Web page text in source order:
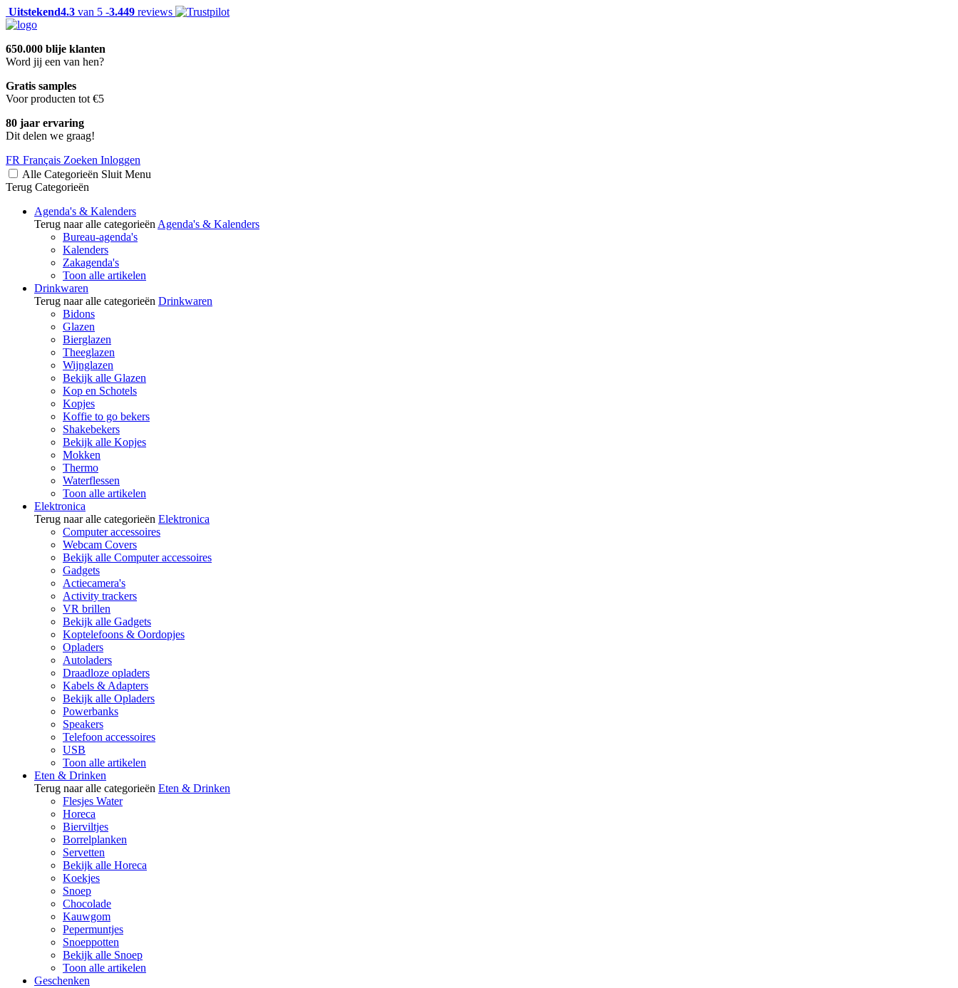
Uitstekend4.3 van 5 -3.449 reviews
650.000 blije klanten
Word jij een van hen?
Gratis samples
Voor producten tot €5
80 jaar ervaring
Dit delen we graag!
FR Français Zoeken Inloggen
Alle Categorieën Sluit Menu
Terug Categorieën
Agenda's & Kalenders
Terug naar alle categorieën Agenda's & Kalenders
Bureau-agenda's
Kalenders
Zakagenda's
Toon alle artikelen
Drinkwaren
Terug naar alle categorieën Drinkwaren
Bidons
Glazen
Bierglazen
Theeglazen
Wijnglazen
Bekijk alle Glazen
Kop en Schotels
Kopjes
Koffie to go bekers
Shakebekers
Bekijk alle Kopjes
Mokken
Thermo
Waterflessen
Toon alle artikelen
Elektronica
Terug naar alle categorieën Elektronica
Computer accessoires
Webcam Covers
Bekijk alle Computer accessoires
Gadgets
Actiecamera's
Activity trackers
VR brillen
Bekijk alle Gadgets
Koptelefoons & Oordopjes
Opladers
Autoladers
Draadloze opladers
Kabels & Adapters
Bekijk alle Opladers
Powerbanks
Speakers
Telefoon accessoires
USB
Toon alle artikelen
Eten & Drinken
Terug naar alle categorieën Eten & Drinken
Flesjes Water
Horeca
Bierviltjes
Borrelplanken
Servetten
Bekijk alle Horeca
Koekjes
Snoep
Chocolade
Kauwgom
Pepermuntjes
Snoeppotten
Bekijk alle Snoep
Toon alle artikelen
Geschenken